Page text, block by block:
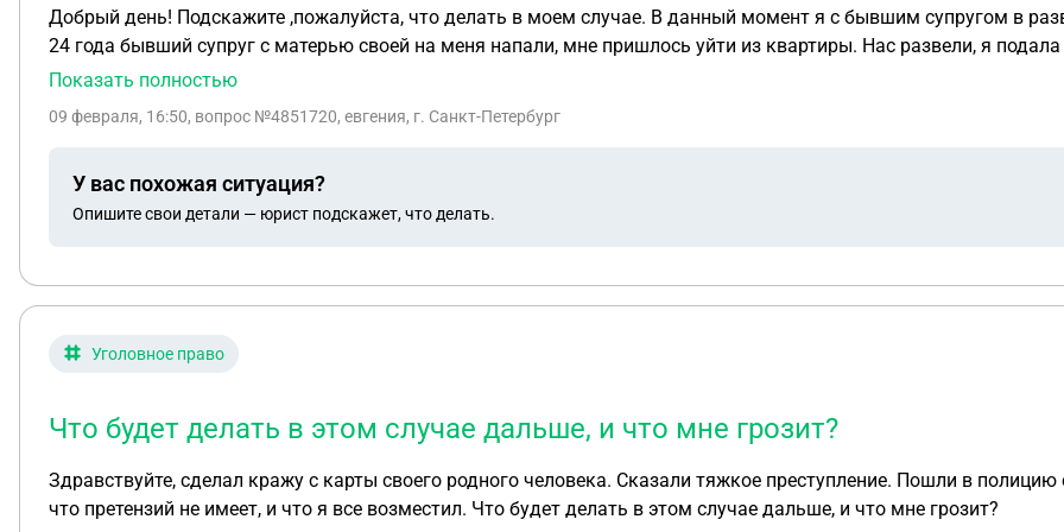
Добрый день! Подскажите ,пожалуйста, что делать в моем случае. В данный момент я с бывшим супругом в
24 года бывший супруг с матерью своей на меня напали, мне пришлось уйти из квартиры. Нас развели, я
ежемесячно половину стоимости ипотеки ,т.к. он является основным заемщиком и только он знает счет ,куда
месяца. В январе 31 го числа я перевела как обычно половину , но случайно узнала,что бывший супруг не перевел на ипотечный счет ни мою половину и не внес
на ипотечнный счет, только он видит его в своем приложении и в случае чего ,может так же с этого счета
не лишиться квартиры?Он мне говорит,что я буду оплачивать все, он ничего платить не будет больше и вопросы банка будут ко мне. Так же он не платит за жкх,
Показать полностью
09 февраля, 16:50, вопрос №4851720, евгения, г. Санкт-Петербург
У вас похожая ситуация?
Опишите свои детали — юрист подскажет, что делать.
Уголовное право
Что будет делать в этом случае дальше, и что мне грозит?
Здравствуйте, сделал кражу с карты своего родного человека. Сказали тяжкое преступление. Пошли в
что претензий не имеет, и что я все возместил. Что будет делать в этом случае дальше, и что мне грозит?